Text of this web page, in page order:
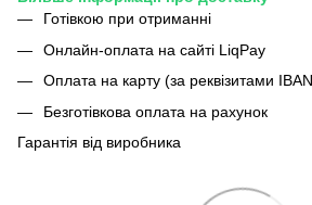
Готівкою при отриманні
Онлайн-оплата на сайті LiqPay
Оплата на карту (за реквізитами
Безготівкова оплата на рахунок
Гарантія від виробника